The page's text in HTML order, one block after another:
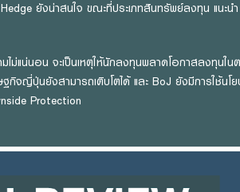
ยังน่าสนใจ ขณะที่ประเภทสินทรัพย์ลงทุน แนะน
ไม่แน่นอน จะเป็นเหตุให้นักลงทุนพลาดโอกาสลงทุน
จญี่ปุ่นยังสามารถเติบโตได้ และ BoJ ยังมีการใช้นโ
Protection